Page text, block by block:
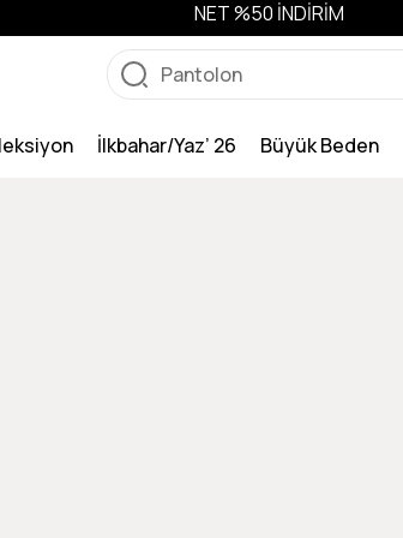
NET %50 İNDİRİM
İlkbahar/Yaz’ 26 Büyük Beden